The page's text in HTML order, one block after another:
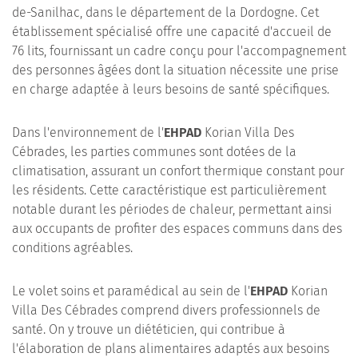
de-Sanilhac, dans le département de la Dordogne. Cet
établissement spécialisé offre une capacité d'accueil de
76 lits, fournissant un cadre conçu pour l'accompagnement
des personnes âgées dont la situation nécessite une prise
en charge adaptée à leurs besoins de santé spécifiques.
Dans l'environnement de l'EHPAD Korian Villa Des
Cébrades, les parties communes sont dotées de la
climatisation, assurant un confort thermique constant pour
les résidents. Cette caractéristique est particulièrement
notable durant les périodes de chaleur, permettant ainsi
aux occupants de profiter des espaces communs dans des
conditions agréables.
Le volet soins et paramédical au sein de l'EHPAD Korian
Villa Des Cébrades comprend divers professionnels de
santé. On y trouve un diététicien, qui contribue à
l'élaboration de plans alimentaires adaptés aux besoins